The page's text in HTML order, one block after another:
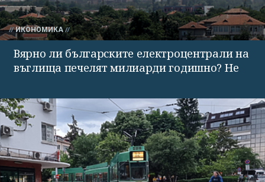
ИКОНОМИКА
Вярно ли българските електроцентрали на
въглища печелят милиарди годишно? Не